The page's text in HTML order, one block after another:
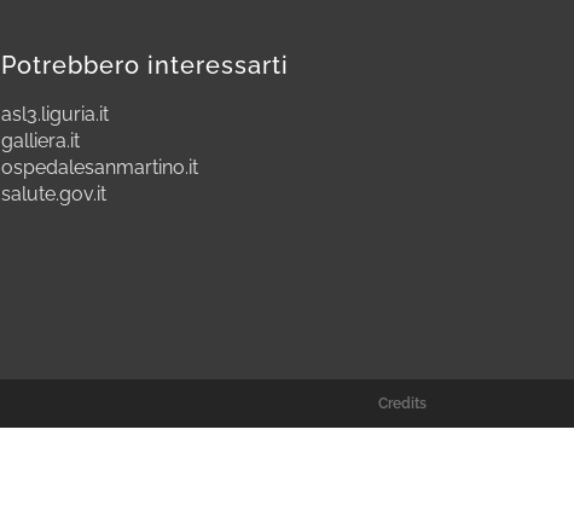
Potrebbero interessarti
asl3.liguria.it
galliera.it
ospedalesanmartino.it
salute.gov.it
Credits